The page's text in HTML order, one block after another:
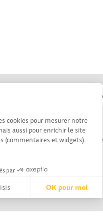
cookies pour mesurer notre
aussi pour enrichir le site
(commentaires et widgets).
par
OK pour moi
: Personnalisez
Propulsé par